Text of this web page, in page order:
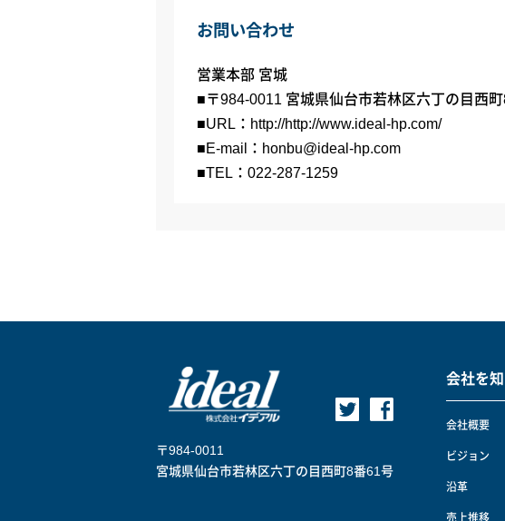
お問い合わせ
営業本部 宮城
■〒984-0011 宮城県仙台市若林区六丁の目西
■URL：http://http://www.ideal-hp.com/
■E-mail： honbu@ideal-hp.com
■TEL： 022-287-1259
〒984-0011
宮城県仙台市若林区六丁の目西町8番61号
会社を
会社概要
ビジョン
沿革
売上推移